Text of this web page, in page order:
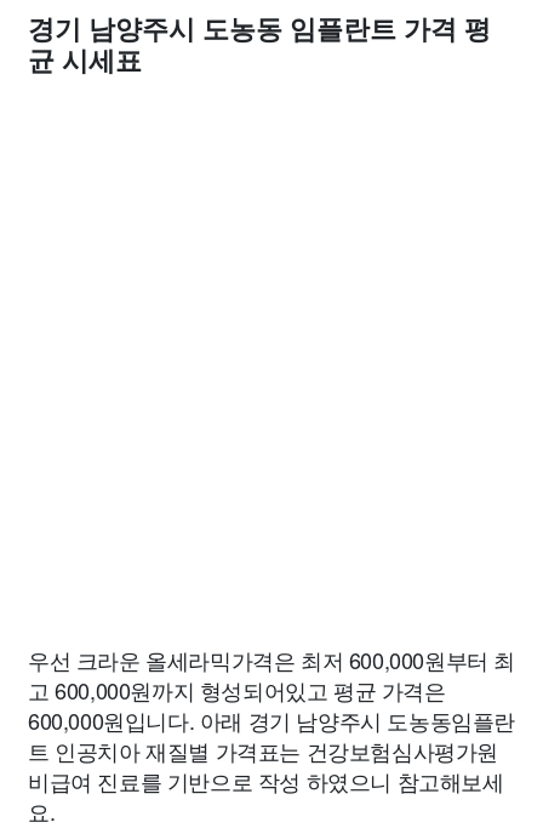
경기 남양주시 도농동 임플란트 가격 평
균 시세표
우선 크라운 올세라믹가격은 최저 600,000원부터 최
고 600,000원까지 형성되어있고 평균 가격은
600,000원입니다. 아래 경기 남양주시 도농동임플란
트 인공치아 재질별 가격표는 건강보험심사평가원
비급여 진료를 기반으로 작성 하였으니 참고해보세
요.